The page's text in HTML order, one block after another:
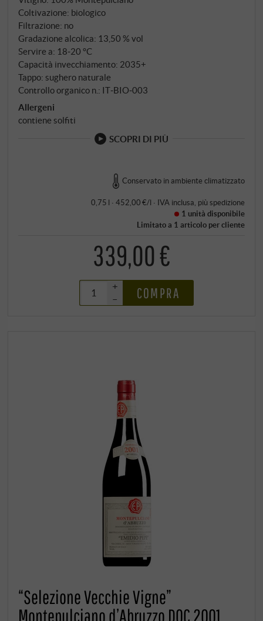
coltivate secondo i principi della biodinamica e
raccolte in un'annata di punta con una primavera
mite, un'estate calda e una vendemmia piccola e
concentrata. La fermentazione è avvenuta
spontaneamente, senza controllo della temperatura,
in tini di fibra di vetro - affinamento senza legno,
senza filtrazione.
Coltivazione: biologico
Filtrazione: no
Gradazione alcolica: 13,50 % vol
Servire a: 18‑20 °C
Capacità invecchiamento: 2035+
Tappo: sughero naturale
Controllo organico n.: IT‑BIO‑003
Allergeni
contiene solfiti
SCOPRI DI PIÙ
Conservato in ambiente climatizzato
0,75 l · 452,00 €/l · IVA inclusa , più spedizione
1 unità disponibile
Limitato a 1 articolo per cliente
339,00 €
+
–
COMPRA
“Selezione Vecchie Vigne”
Montepulciano d’Abruzzo DOC 2001